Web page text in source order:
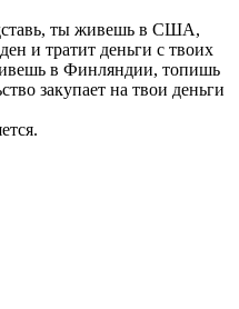
ты живешь в США,
и тратит деньги с твоих
в Финляндии, топишь
закупает на твои деньги